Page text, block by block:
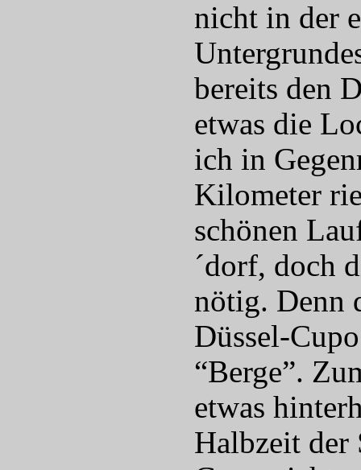
nicht in der
bereits den
etwas die
ich in
Kilometer
schönen
´dorf, doch
nötig. Denn
Düssel-
“Berge”.
etwas
Halbzeit der